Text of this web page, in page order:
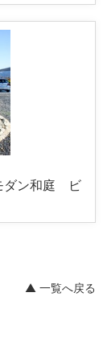
ダン和庭 ビ
▲ 一覧へ戻る